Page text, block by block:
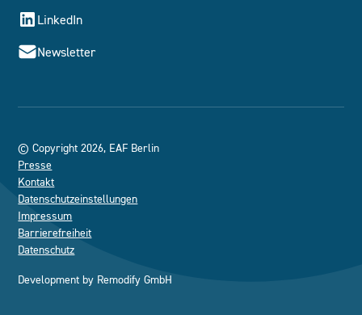
LinkedIn
Newsletter
© Copyright 2026, EAF Berlin
Presse
Kontakt
Datenschutzeinstellungen
Impressum
Barrierefreiheit
Datenschutz
Development by Remodify GmbH